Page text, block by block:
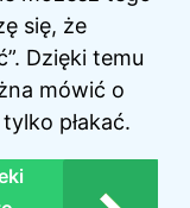
się, że
Dzięki temu
mówić o
płakać.